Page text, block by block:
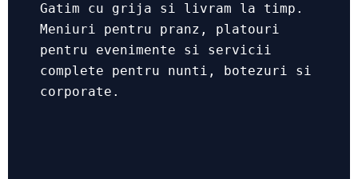
Gatim cu grija si livram la timp.
Meniuri pentru pranz, platouri
pentru evenimente si servicii
complete pentru nunti, botezuri si
corporate.